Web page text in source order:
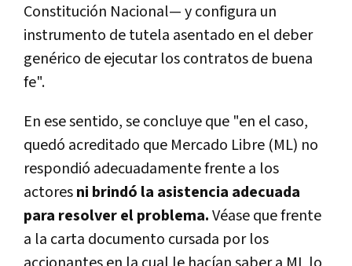
Constitución Nacional— y configura un
instrumento de tutela asentado en el deber
genérico de ejecutar los contratos de buena
fe".
En ese sentido, se concluye que "en el caso,
quedó acreditado que Mercado Libre (ML) no
respondió adecuadamente frente a los
actoresni brindó la asistencia adecuada
para resolver el problema.Véase que frente
a la carta documento cursada por los